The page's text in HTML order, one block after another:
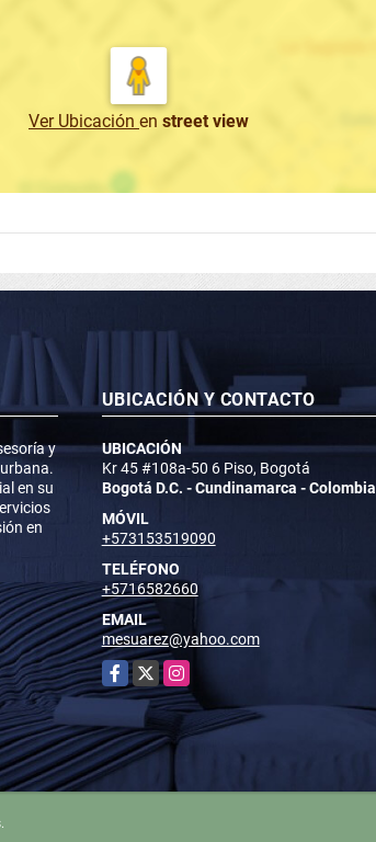
Ver Ubicación en street view
y
en su
en
UBICACIÓN Y CONTACTO
UBICACIÓN
Kr 45 #108a-50 6 Piso, Bogotá
Bogotá D.C. - Cundinamarca - Colombia
MÓVIL
+573153519090
TELÉFONO
+5716582660
EMAIL
mesuarez@yahoo.com
Facebook
X Instagram